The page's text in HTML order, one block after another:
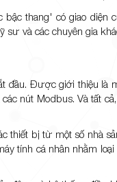
thang' có giao diện
và các chuyên gia
đầu. Được giới thiệu là
nút Modbus. Và tất
thiết bị từ một số nhà
tính cá nhân nhằm